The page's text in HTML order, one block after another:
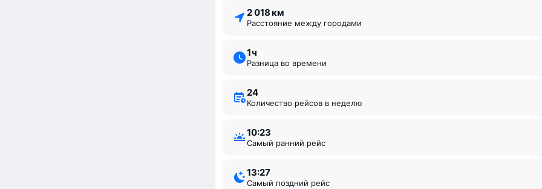
2 018 км
Расстояние между городами
1 ⁠ч
Разница во времени
24
Количество рейсов в неделю
10:23
Самый ранний рейс
13:27
Самый поздний рейс